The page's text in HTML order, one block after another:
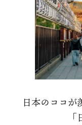
日本のココが